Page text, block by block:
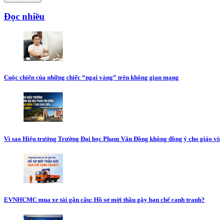
Đọc nhiều
Cuộc chiến của những chiếc “ngai vàng” trên không gian mạng
Vì sao Hiệu trưởng Trường Đại học Phạm Văn Đồng không đồng ý cho giáo
EVNHCMC mua xe tải gắn cẩu: Hồ sơ mời thầu gây hạn chế cạnh tranh?